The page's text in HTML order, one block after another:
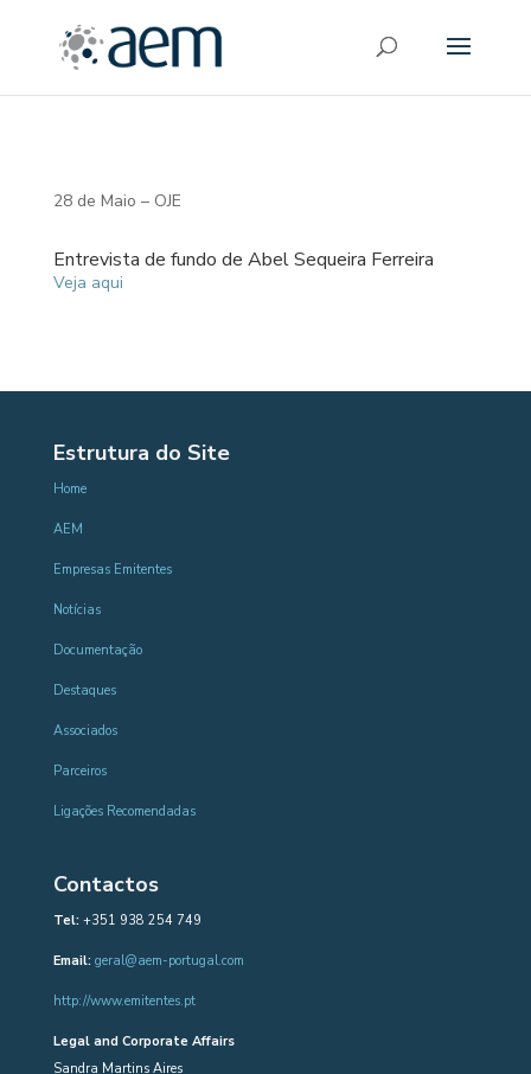
28 de Maio – OJE
Entrevista de fundo de Abel Sequeira Ferreira
Veja aqui
Estrutura do Site
Home
AEM
Empresas Emitentes
Notícias
Documentação
Destaques
Associados
Parceiros
Ligações Recomendadas
Contactos
Tel:+351 938 254 749
Email: geral@aem-portugal.com
http://www.emitentes.pt
Legal and Corporate Affairs
Sandra Martins Aires